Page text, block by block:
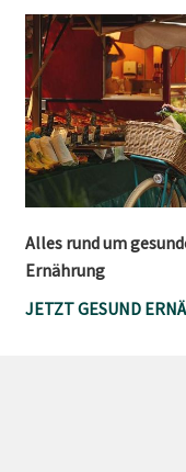
Alles rund um
Ernährung
JETZT GESUND